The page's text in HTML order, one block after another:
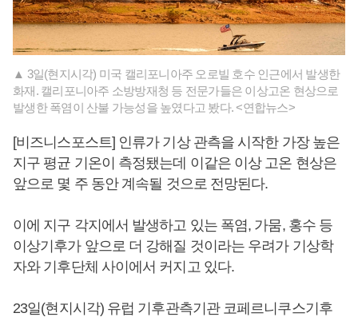
▲ 3일(현지시각) 미국 캘리포니아주 오로빌 호수 인근에서 발생한
화재. 캘리포니아주 소방방재청 등 전문가들은 이상고온 현상으로
발생한 폭염이 산불 가능성을 높였다고 봤다. <연합뉴스>
[비즈니스포스트] 인류가 기상 관측을 시작한 가장 높은
지구 평균 기온이 측정됐는데 이같은 이상 고온 현상은
앞으로 몇 주 동안 계속될 것으로 전망된다.
이에 지구 각지에서 발생하고 있는 폭염, 가뭄, 홍수 등
이상기후가 앞으로 더 강해질 것이라는 우려가 기상학
자와 기후단체 사이에서 커지고 있다.
23일(현지시각) 유럽 기후관측기관 코페르니쿠스기후